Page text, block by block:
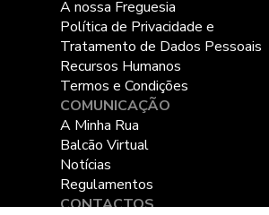
A nossa Freguesia
Política de Privacidade e
Tratamento de Dados Pessoais
Recursos Humanos
Termos e Condições
COMUNICAÇÃO
A Minha Rua
Balcão Virtual
Notícias
Regulamentos
CONTACTOS